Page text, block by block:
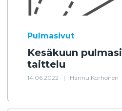
Pulmasivut
Kesäkuun
taittelu
14.06.2022 | Hannu Korhonen